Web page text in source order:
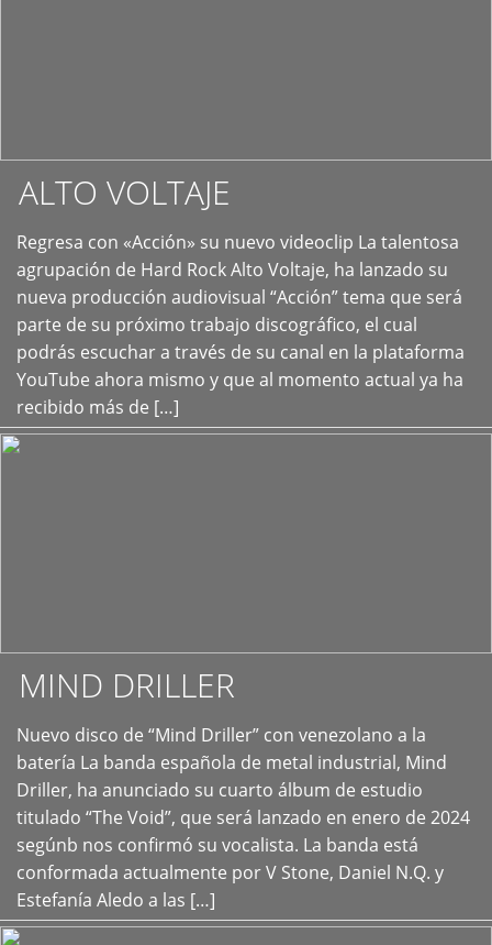
ALTO VOLTAJE
Regresa con «Acción» su nuevo videoclip La talentosa
agrupación de Hard Rock Alto Voltaje, ha lanzado su
nueva producción audiovisual “Acción” tema que será
parte de su próximo trabajo discográfico, el cual
podrás escuchar a través de su canal en la plataforma
YouTube ahora mismo y que al momento actual ya ha
recibido más de […]
+
MIND DRILLER
Nuevo disco de “Mind Driller” con venezolano a la
batería La banda española de metal industrial, Mind
Driller, ha anunciado su cuarto álbum de estudio
titulado “The Void”, que será lanzado en enero de 2024
segúnb nos confirmó su vocalista. La banda está
conformada actualmente por V Stone, Daniel N.Q. y
Estefanía Aledo a las […]
+